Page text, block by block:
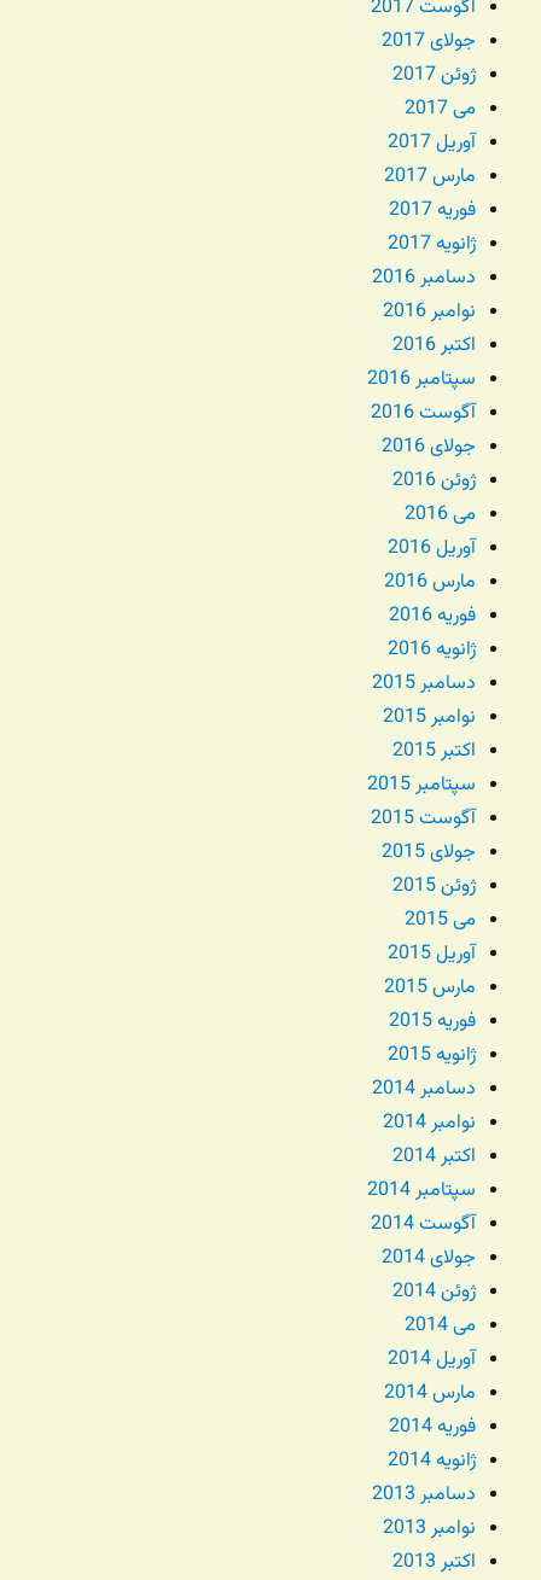
آگوست 2017
جولای 2017
ژوئن 2017
می 2017
آوریل 2017
مارس 2017
فوریه 2017
ژانویه 2017
دسامبر 2016
نوامبر 2016
اکتبر 2016
سپتامبر 2016
آگوست 2016
جولای 2016
ژوئن 2016
می 2016
آوریل 2016
مارس 2016
فوریه 2016
ژانویه 2016
دسامبر 2015
نوامبر 2015
اکتبر 2015
سپتامبر 2015
آگوست 2015
جولای 2015
ژوئن 2015
می 2015
آوریل 2015
مارس 2015
فوریه 2015
ژانویه 2015
دسامبر 2014
نوامبر 2014
اکتبر 2014
سپتامبر 2014
آگوست 2014
جولای 2014
ژوئن 2014
می 2014
آوریل 2014
مارس 2014
فوریه 2014
ژانویه 2014
دسامبر 2013
نوامبر 2013
اکتبر 2013